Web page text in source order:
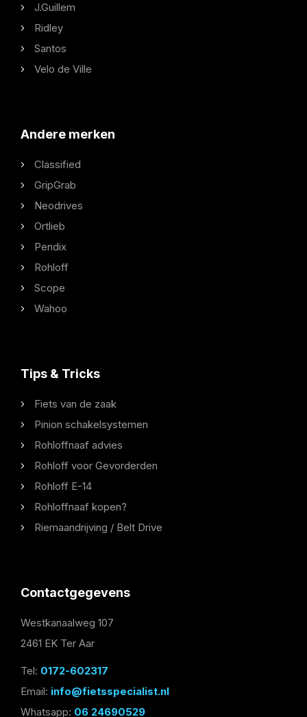
J.Guillem
Ridley
Santos
Velo de Ville
Andere merken
Classified
GripGrab
Neodrives
Ortlieb
Pendix
Rohloff
Scope
Wahoo
Tips & Tricks
Fiets van de zaak
Pinion schakelsystemen
Rohloffnaaf advies
Rohloff voor Gevorderden
Rohloff E-14
Rohloffnaaf kopen?
Riemaandrijving / Belt Drive
Contactgegevens
Westkanaalweg 107
2461 EK Ter Aar
Tel: 0172-602317
Email: info@fietsspecialist.nl
Whatsapp: 06 24690529